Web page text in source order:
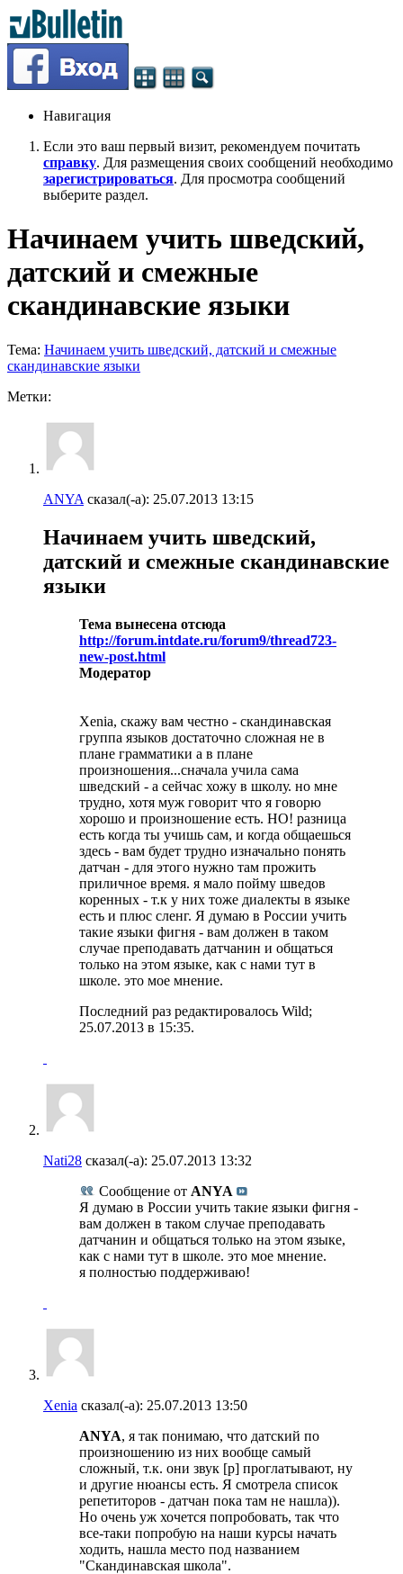
Навигация
Если это ваш первый визит, рекомендуем почитать
справку. Для размещения своих сообщений необходимо
зарегистрироваться. Для просмотра сообщений
выберите раздел.
Начинаем учить шведский,
датский и смежные
скандинавские языки
Тема: Начинаем учить шведский, датский и смежные
скандинавские языки
Метки:
ANYA сказал(-а): 25.07.2013 13:15
Начинаем учить шведский,
датский и смежные скандинавские
языки
Тема вынесена отсюда
http://forum.intdate.ru/forum9/thread723-
new-post.html
Модератор
Xenia, скажу вам честно - скандинавская
группа языков достаточно сложная не в
плане грамматики а в плане
произношения...сначала учила сама
шведский - а сейчас хожу в школу. но мне
трудно, хотя муж говорит что я говорю
хорошо и произношение есть. НО! разница
есть когда ты учишь сам, и когда общаешься
здесь - вам будет трудно изначально понять
датчан - для этого нужно там прожить
приличное время. я мало пойму шведов
коренных - т.к у них тоже диалекты в языке
есть и плюс сленг. Я думаю в России учить
такие языки фигня - вам должен в таком
случае преподавать датчанин и общаться
только на этом языке, как с нами тут в
школе. это мое мнение.
Последний раз редактировалось Wild;
25.07.2013 в 15:35.
Nati28 сказал(-а): 25.07.2013 13:32
Сообщение от ANYA
Я думаю в России учить такие языки фигня -
вам должен в таком случае преподавать
датчанин и общаться только на этом языке,
как с нами тут в школе. это мое мнение.
я полностью поддерживаю!
Xenia сказал(-а): 25.07.2013 13:50
ANYA, я так понимаю, что датский по
произношению из них вообще самый
сложный, т.к. они звук [р] проглатывают, ну
и другие нюансы есть. Я смотрела список
репетиторов - датчан пока там не нашла)).
Но очень уж хочется попробовать, так что
все-таки попробую на наши курсы начать
ходить, нашла место под названием
"Скандинавская школа".